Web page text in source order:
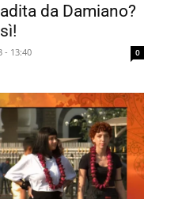
da Damiano?
- 13:40 0